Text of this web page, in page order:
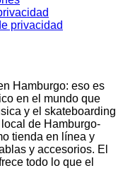
privacidad
Hamburgo: eso es
en el mundo que
y el skateboarding
de Hamburgo-
tienda en línea y
y accesorios. El
todo lo que el